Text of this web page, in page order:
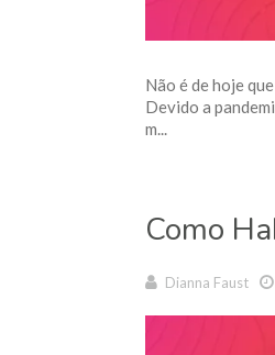
Não é de hoje
Devido a
m...
Como
Dianna Faust